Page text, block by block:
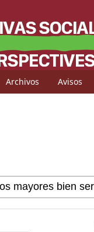
Archivos Avisos